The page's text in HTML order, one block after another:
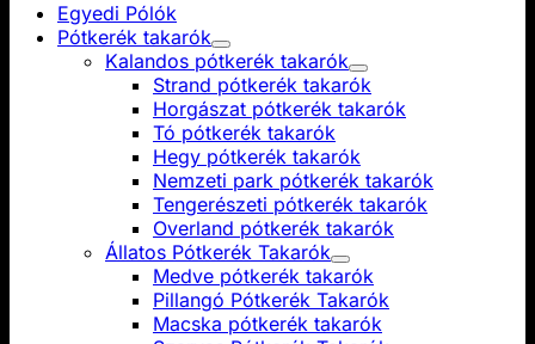
Egyedi Pólók
Pótkerék takarók
Kalandos pótkerék takarók
Strand pótkerék takarók
Horgászat pótkerék takarók
Tó pótkerék takarók
Hegy pótkerék takarók
Nemzeti park pótkerék takarók
Tengerészeti pótkerék takarók
Overland pótkerék takarók
Állatos Pótkerék Takarók
Medve pótkerék takarók
Pillangó Pótkerék Takarók
Macska pótkerék takarók